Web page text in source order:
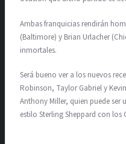
Ambas franquicias rendirán
(Baltimore) y Brian Urlacher
inmortales.
Será bueno ver a los nuevos
Robinson, Taylor Gabriel y
Anthony Miller, quien puede ser
estilo Sterling Sheppard con los